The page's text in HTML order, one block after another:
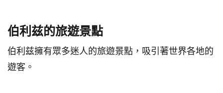
伯利兹的旅遊景點
伯利兹擁有眾多迷人的旅遊景點，吸引著世界各地的
遊客。